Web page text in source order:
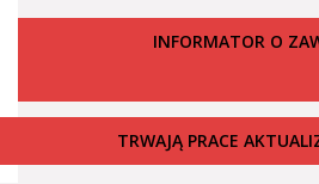
INFORMATOR O
TRWAJĄ PRACE